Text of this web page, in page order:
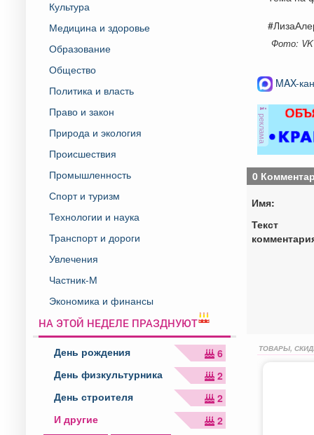
Культура
Медицина и здоровье
Образование
Общество
Политика и власть
Право и закон
Природа и экология
Происшествия
Промышленность
Спорт и туризм
Технологии и наука
Транспорт и дороги
Увлечения
Частник-М
Экономика и финансы
НА ЭТОЙ НЕДЕЛЕ ПРАЗДНУЮТ
День рождения
6
День физкультурника
2
День строителя
2
И другие
2
Фото: VK
MAX-
реклама
0
Имя:
Текст
ТОВАРЫ,